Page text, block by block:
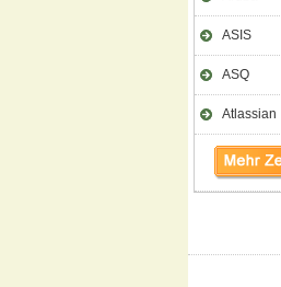
ASIS
ASQ
Atlassian